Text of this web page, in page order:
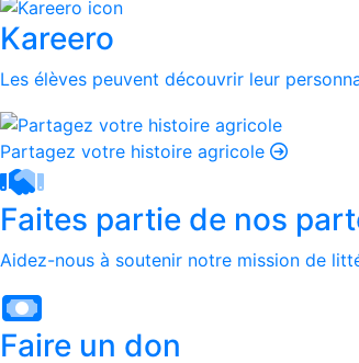
Kareero
Les élèves peuvent découvrir leur
Partagez votre histoire agricole
Faites partie de nos
Aidez-nous à soutenir notre mission de
Faire un don